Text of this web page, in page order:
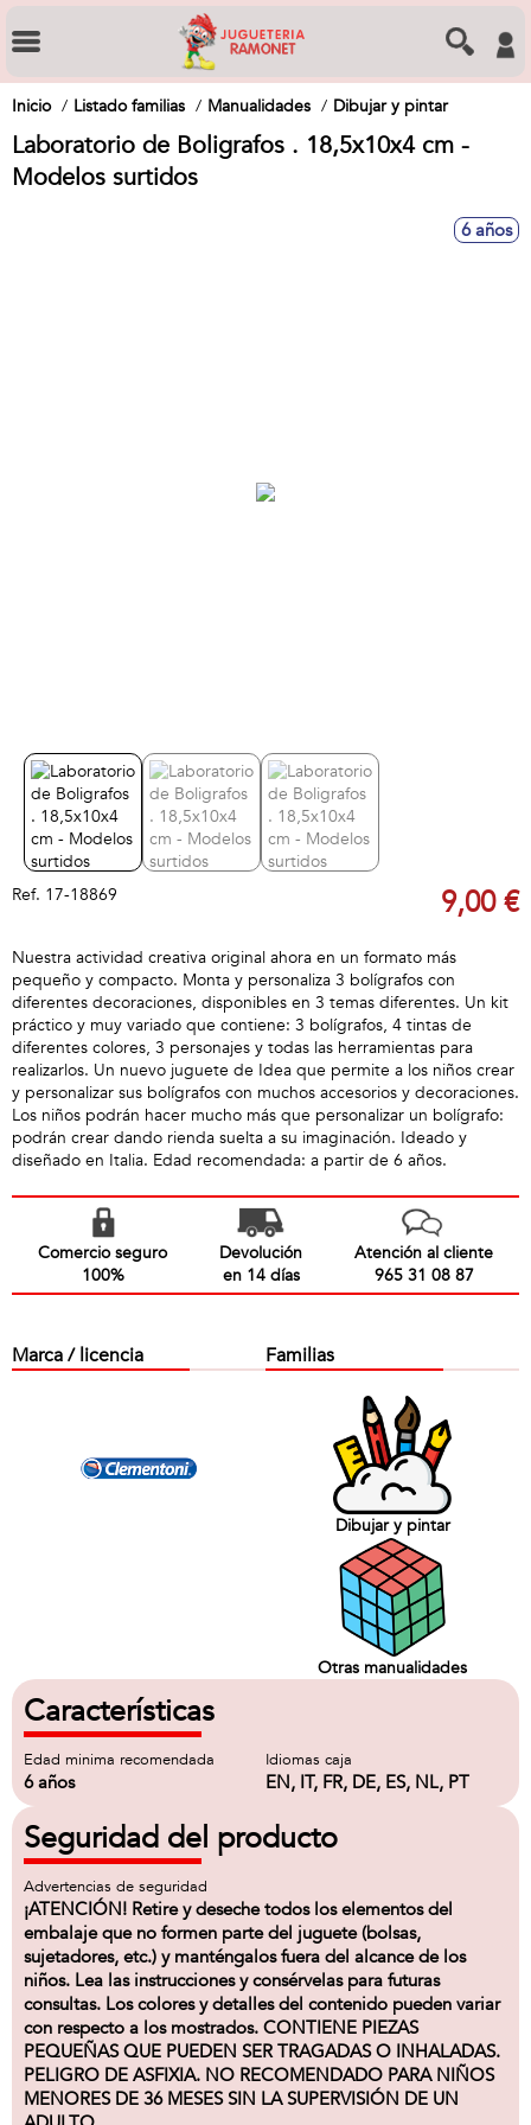
Inicio Listado familias Manualidades Dibujar y pintar
Laboratorio de Boligrafos . 18,5x10x4 cm -
Modelos surtidos
6 años
Ref. 17-18869 9,00 €
Nuestra actividad creativa original ahora en un formato más
pequeño y compacto. Monta y personaliza 3 bolígrafos con
diferentes decoraciones, disponibles en 3 temas diferentes. Un kit
práctico y muy variado que contiene: 3 bolígrafos, 4 tintas de
diferentes colores, 3 personajes y todas las herramientas para
realizarlos. Un nuevo juguete de Idea que permite a los niños crear
y personalizar sus bolígrafos con muchos accesorios y decoraciones.
Los niños podrán hacer mucho más que personalizar un bolígrafo:
podrán crear dando rienda suelta a su imaginación. Ideado y
diseñado en Italia. Edad recomendada: a partir de 6 años.
Comercio seguro
100%
Devolución
en 14 días
Atención al cliente
965 31 08 87
Marca / licencia Familias
Dibujar y pintar
Otras manualidades
Características
Edad minima recomendada
6 años
Idiomas caja
EN, IT, FR, DE, ES, NL, PT
Seguridad del producto
Advertencias de seguridad
¡ATENCIÓN! Retire y deseche todos los elementos del
embalaje que no formen parte del juguete (bolsas,
sujetadores, etc.) y manténgalos fuera del alcance de los
niños. Lea las instrucciones y consérvelas para futuras
consultas. Los colores y detalles del contenido pueden variar
con respecto a los mostrados. CONTIENE PIEZAS
PEQUEÑAS QUE PUEDEN SER TRAGADAS O INHALADAS.
PELIGRO DE ASFIXIA. NO RECOMENDADO PARA NIÑOS
MENORES DE 36 MESES SIN LA SUPERVISIÓN DE UN